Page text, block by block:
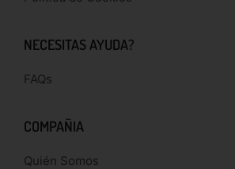
NECESITAS AYUDA?
FAQs
COMPAÑIA
Quién Somos